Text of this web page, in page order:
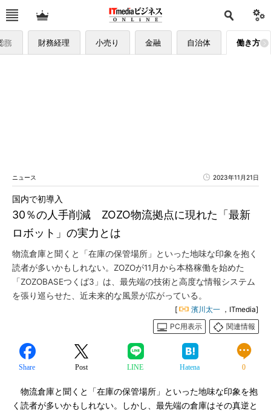
務 財務経理 小売り 金融 自治体 働き方
ニュース 2023年11月21日
30％の人手削減 ZOZO物流拠点に現れた「最新
ロボット」の実力とは
国内で初導入
物流倉庫と聞くと「在庫の保管場所」といった地味な印象を抱く
読者が多いかもしれない。ZOZOが11月から本格稼働を始めた
「ZOZOBASEつくば3」は、最先端の技術と高度な情報システム
を張り巡らせた、近未来的な風景が広がっている。
[ 濱川太一 ，ITmedia]
PC用表示
関連情報
Share Post LINE Hatena 0
物流倉庫と聞くと「在庫の保管場所」といった地味な印象を抱
く読者が多いかもしれない。しかし、最先端の倉庫はその真逆と